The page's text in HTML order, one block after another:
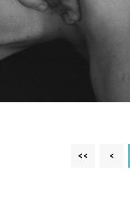
<< <